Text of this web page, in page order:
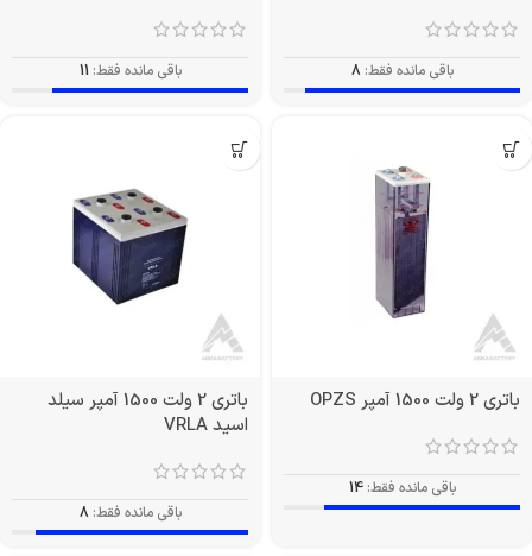
باقی مانده فقط: 8 باقی مانده فقط: 11
باتری 2 ولت 1500 آمپر OPZS
باقی مانده فقط: 14
باتری 2 ولت 1500 آمپر سیلد
اسید VRLA
باقی مانده فقط: 8